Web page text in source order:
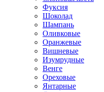
Фуксия
Шоколад
Шампань
Оливковые
Оранжевые
Вишневые
Изумрудные
Венге
Ореховые
Янтарные